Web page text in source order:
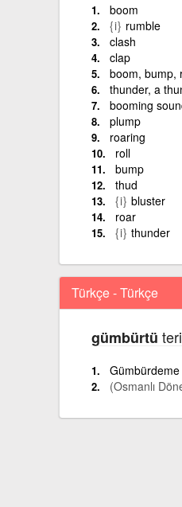
boom
{i} rumble
clash
clap
boom, bump,
thunder, a
booming
plump
roaring
roll
bump
thud
{i} bluster
roar
{i} thunder
Türkçe - Türkçe
gümbürtü
(Osmanlı